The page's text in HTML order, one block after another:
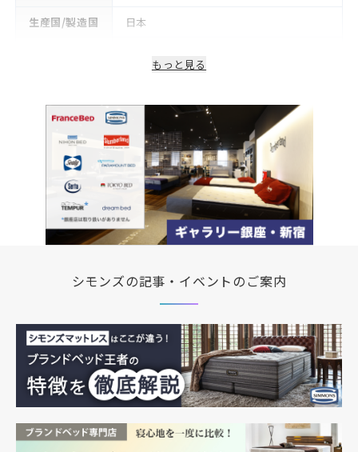
生産国/製造国
日本
もっと見る
シモンズの記事・イベントのご案内